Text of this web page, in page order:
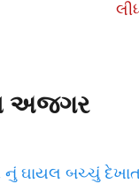
અજગર
નું ઘાયલ બચ્ચું